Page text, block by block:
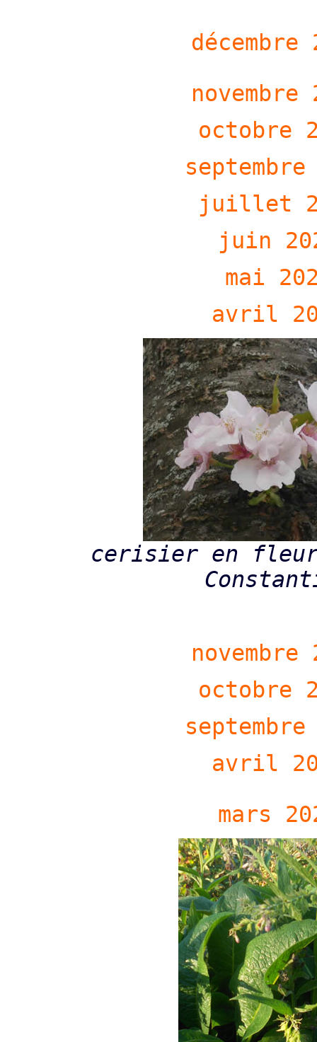
décembre
novembre
octobre
septembre
juillet
juin
mai
avril
cerisier en
novembre
octobre
septembre
avril
mars